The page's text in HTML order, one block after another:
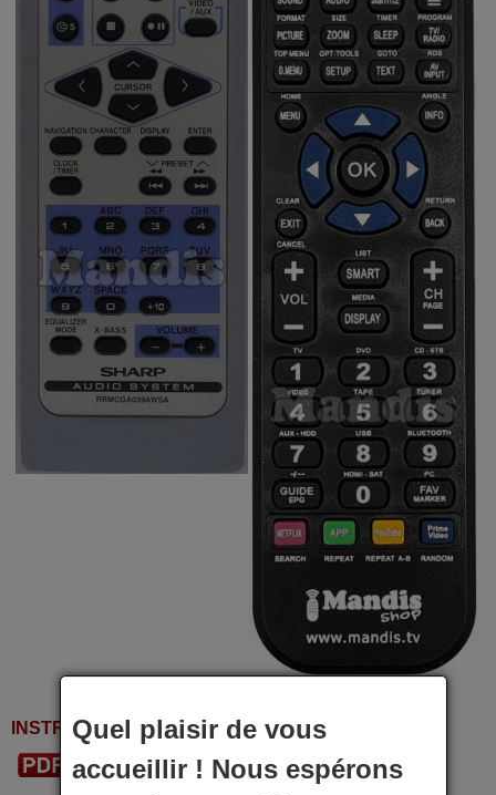
INSTRUCTIONS D'UTILISATION
Télécharger le PDF
Quel plaisir de vous
accueillir ! Nous espérons